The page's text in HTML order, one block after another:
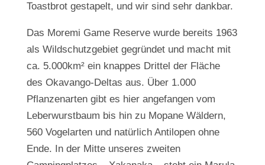
Toastbrot gestapelt, und wir sind sehr dankbar.
Das Moremi Game Reserve wurde bereits 1963
als Wildschutzgebiet gegründet und macht mit
ca. 5.000km² ein knappes Drittel der Fläche
des Okavango-Deltas aus. Über 1.000
Pflanzenarten gibt es hier angefangen vom
Leberwurstbaum bis hin zu Mopane Wäldern,
560 Vogelarten und natürlich Antilopen ohne
Ende. In der Mitte unseres zweiten